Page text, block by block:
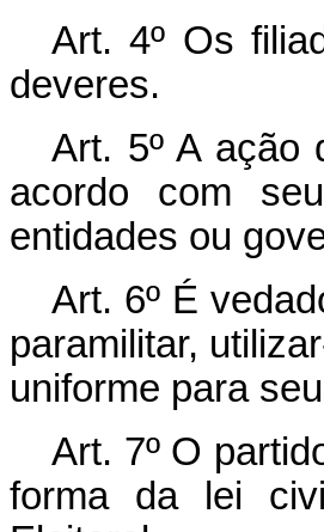
Art. 4º Os
deveres.
Art. 5º A ação
acordo com
entidades ou
Art. 6º É
paramilitar,
uniforme para
Art. 7º O
forma da lei